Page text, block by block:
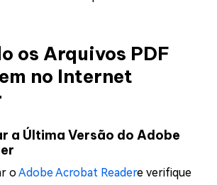
os Arquivos PDF
no Internet
a Última Versão do Adobe
oAdobe Acrobat Readere verifique